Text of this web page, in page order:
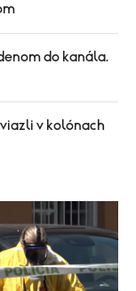
do kanála.
v kolónach